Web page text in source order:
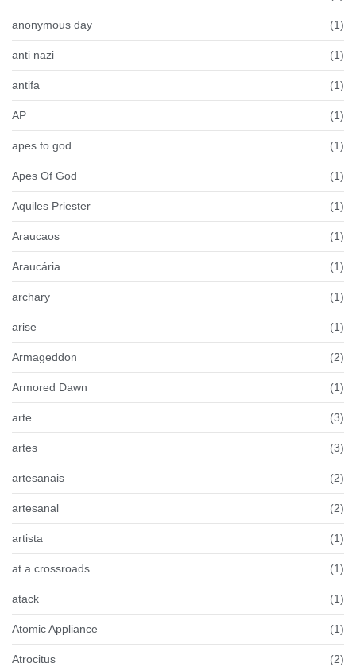
anonymous day (1)
anti nazi (1)
antifa (1)
AP (1)
apes fo god (1)
Apes Of God (1)
Aquiles Priester (1)
Araucaos (1)
Araucária (1)
archary (1)
arise (1)
Armageddon (2)
Armored Dawn (1)
arte (3)
artes (3)
artesanais (2)
artesanal (2)
artista (1)
at a crossroads (1)
atack (1)
Atomic Appliance (1)
Atrocitus (2)